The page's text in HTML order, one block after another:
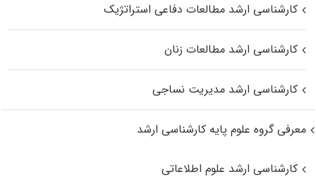
کارشناسی ارشد مطالعات دفاعی استراتژیک
کارشناسی ارشد مطالعات زنان
کارشناسی ارشد مدیریت نساجی
معرفی گروه علوم پایه کارشناسی ارشد
کارشناسی ارشد علوم اطلاعاتی